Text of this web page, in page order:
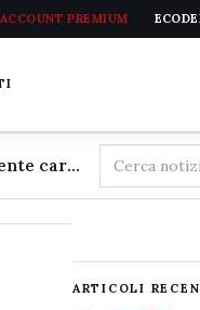
PREMIUM
Arma dei Carabinieri in lutto: se n'è andato troppo presto il luogotenente carica speciale Tommaso Stracqualursi
Cerca
nel
ARTICOLI